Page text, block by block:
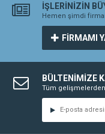
İŞLERİNİZİN
Hemen şimdi
FİRMAMI
BÜLTENİMİZE
Tüm